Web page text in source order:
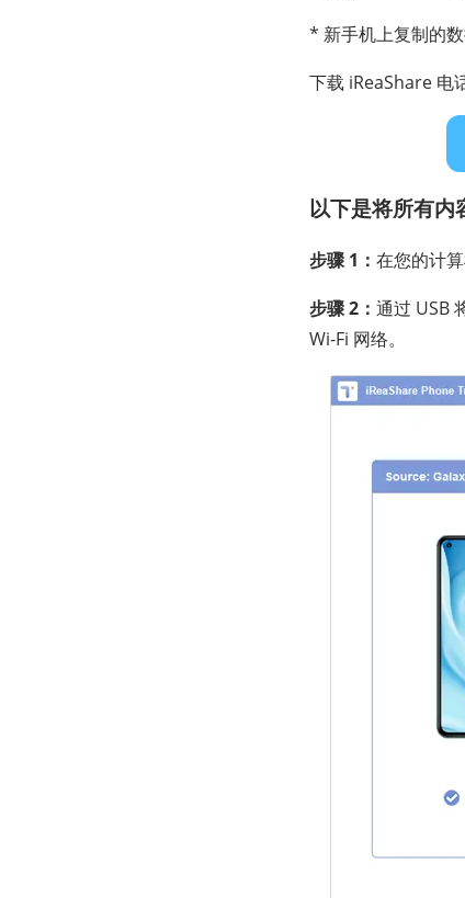
* 新手机上复制的数
下载 iReaShare 电
以下是将所有内
步骤 1： 在您的计
步骤 2： 通过 USB
Wi-Fi 网络。